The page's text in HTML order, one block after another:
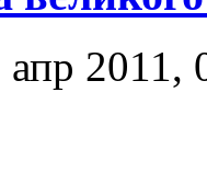
апр 2011,